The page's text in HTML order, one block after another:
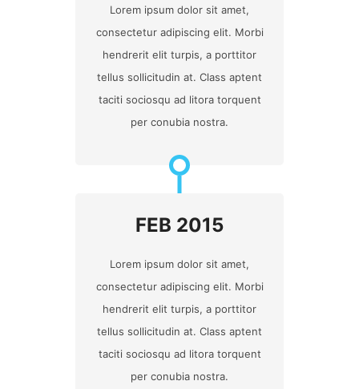
Lorem ipsum dolor sit amet,
consectetur adipiscing elit. Morbi
hendrerit elit turpis, a porttitor
tellus sollicitudin at. Class aptent
taciti sociosqu ad litora torquent
per conubia nostra.
FEB 2015
Lorem ipsum dolor sit amet,
consectetur adipiscing elit. Morbi
hendrerit elit turpis, a porttitor
tellus sollicitudin at. Class aptent
taciti sociosqu ad litora torquent
per conubia nostra.